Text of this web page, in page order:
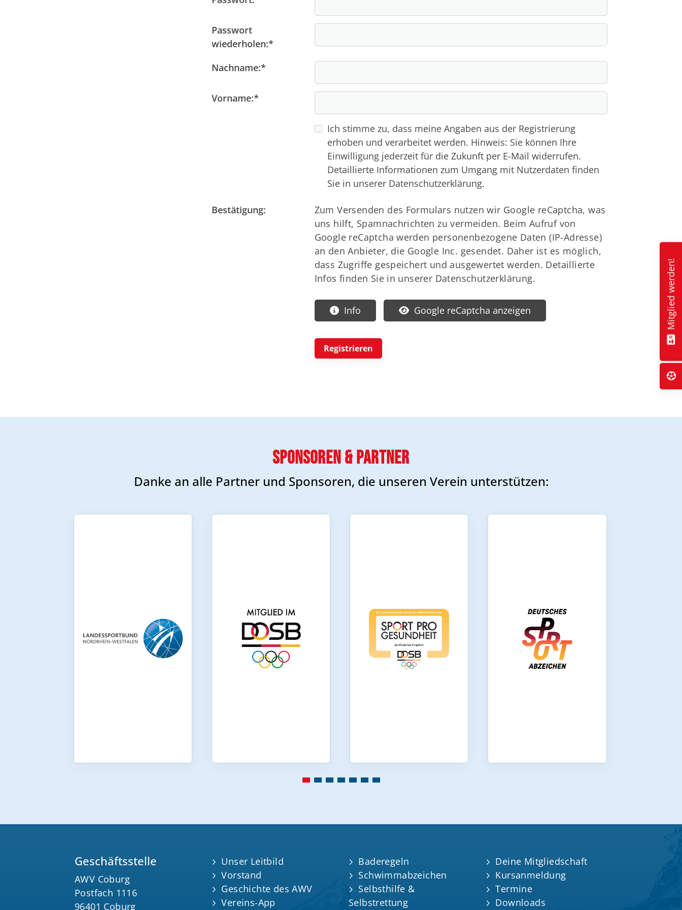
Passwort
wiederholen:*
Nachname:*
Vorname:*
Ich stimme zu, dass meine Angaben aus der Registrierung
erhoben und verarbeitet werden. Hinweis: Sie können Ihre
Einwilligung jederzeit für die Zukunft per E-Mail widerrufen.
Detaillierte Informationen zum Umgang mit Nutzerdaten finden
Sie in unserer Datenschutzerklärung.
Bestätigung:
Zum Versenden des Formulars nutzen wir Google reCaptcha, was
uns hilft, Spamnachrichten zu vermeiden. Beim Aufruf von
Google reCaptcha werden personenbezogene Daten (IP-Adresse)
an den Anbieter, die Google Inc. gesendet. Daher ist es möglich,
dass Zugriffe gespeichert und ausgewertet werden. Detaillierte
Infos finden Sie in unserer Datenschutzerklärung.
Info Google reCaptcha anzeigen
Sponsoren & Partner
Danke an alle Partner und Sponsoren, die unseren Verein unterstützen:
Geschäftsstelle
AWV Coburg
Postfach 1116
96401 Coburg
Unser Leitbild
Vorstand
Geschichte des AWV
Vereins-App
Baderegeln
Schwimmabzeichen
Selbsthilfe &
Selbstrettung
Deine Mitgliedschaft
Kursanmeldung
Termine
Downloads
Mitglied werden!